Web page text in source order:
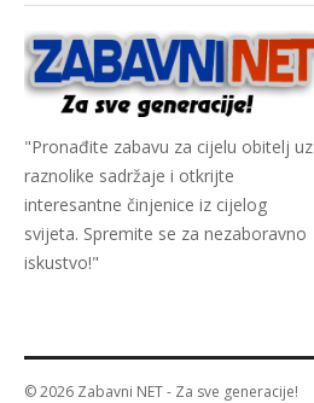
"Pronađite zabavu za cijelu obitelj uz
raznolike sadržaje i otkrijte
interesantne činjenice iz cijelog
svijeta. Spremite se za nezaboravno
iskustvo!"
© 2026 Zabavni NET- Za sve generacije!